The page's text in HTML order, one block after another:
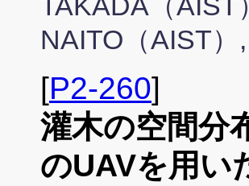
NAITO（AIST）
[P2-260]
灌木の空間分
のUAVを用い